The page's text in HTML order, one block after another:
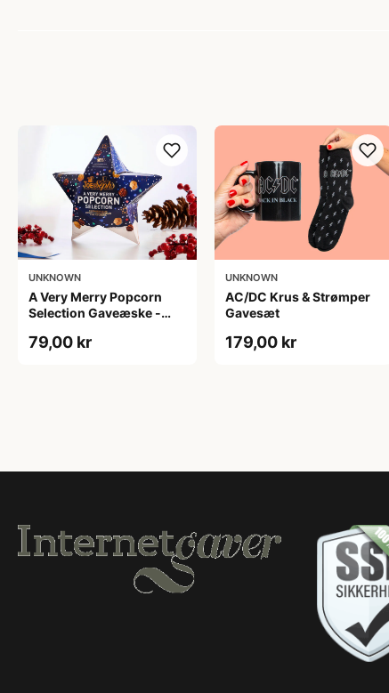
UNKNOWN
A Very Merry Popcorn
Selection Gaveæske -
79,00 kr
UNKNOWN
AC/DC Krus & Strømper
Gavesæt
179,00 kr